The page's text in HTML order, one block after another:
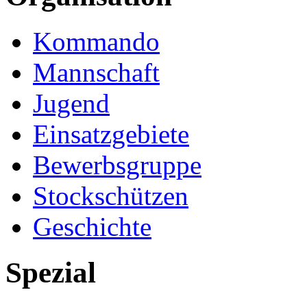
Kommando
Mannschaft
Jugend
Einsatzgebiete
Bewerbsgruppe
Stockschützen
Geschichte
Spezial